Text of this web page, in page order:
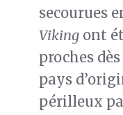
secourues
Viking ont
proches
pays
périlleux